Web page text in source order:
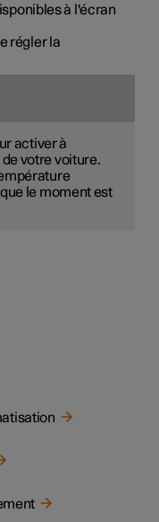
à l'écran
régler la
activer à
votre voiture.
le moment est